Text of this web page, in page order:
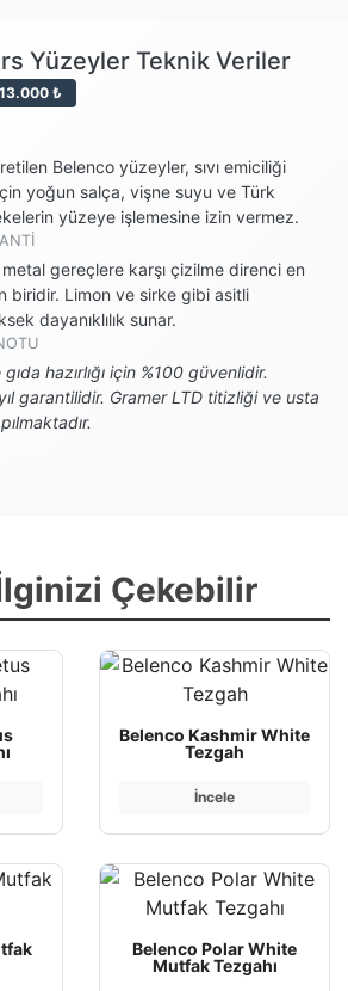
Yüzeyler Teknik Veriler
₺
Belenco yüzeyler, sıvı emiciliği
yoğun salça, vişne suyu ve Türk
yüzeye işlemesine izin vermez.
gereçlere karşı çizilme direnci en
biridir. Limon ve sirke gibi asitli
dayanıklılık sunar.
hazırlığı için %100 güvenlidir.
garantilidir. Gramer LTD titizliği ve usta
Çekebilir
Belenco Kashmir White
Tezgah
İncele
Belenco Polar White
Mutfak Tezgahı